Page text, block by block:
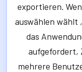
exportieren.
auswählen wählt
das
aufgefordert,
mehrere